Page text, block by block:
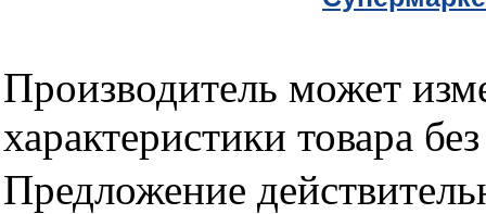
Производитель может
характеристики товара
Предложение